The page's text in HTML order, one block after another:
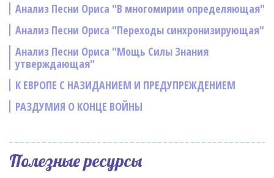
Анализ Песни Ориса "В многомирии определяющая"
Анализ Песни Ориса "Переходы синхронизирующая"
Анализ Песни Ориса "Мощь Силы Знания
утверждающая"
К ЕВРОПЕ С НАЗИДАНИЕМ И ПРЕДУПРЕЖДЕНИЕМ
РАЗДУМИЯ О КОНЦЕ ВОЙНЫ
Полезные ресурсы